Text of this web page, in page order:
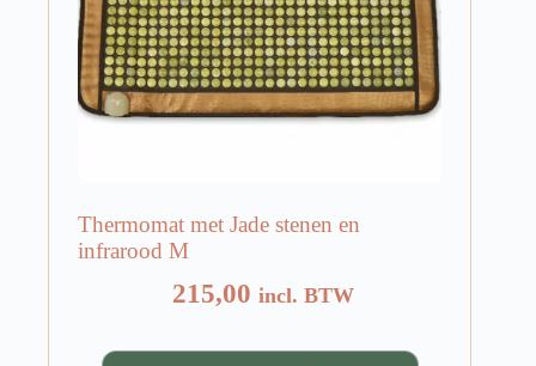
Thermomat met Jade stenen en
infrarood M
215,00 incl. BTW